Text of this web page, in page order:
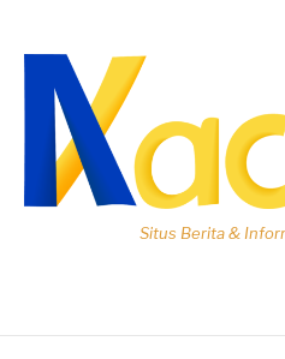
konten
Situs Berita &